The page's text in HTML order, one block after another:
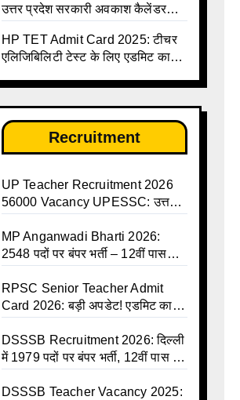
उत्तर प्रदेश सरकारी अवकाश कैलेंडर
डाउनलोड करें | Up Avkash Talika |
up government avkash talika |
Sarkari Avkash Talika | Up
Calendar
HP TET Admit Card 2025: टीचर
एलिजिबिलिटी टेस्ट के लिए एडमिट कार्ड
Recruitment
UP Teacher Recruitment 2026
56000 Vacancy UPESSC: उत्तर
की बंपर भर्ती की तैयारी, अगस्त में आ
सकता है विज्ञापन
MP Anganwadi Bharti 2026:
2548 पदों पर बंपर भर्ती – 12वीं पास
Apply Online
RPSC Senior Teacher Admit
Card 2026: बड़ी अपडेट! एडमिट कार्ड
जरूरी निर्देश
DSSSB Recruitment 2026: दिल्ली
में 1979 पदों पर बंपर भर्ती, 12वीं पास के
तक
DSSSB Teacher Vacancy 2025: